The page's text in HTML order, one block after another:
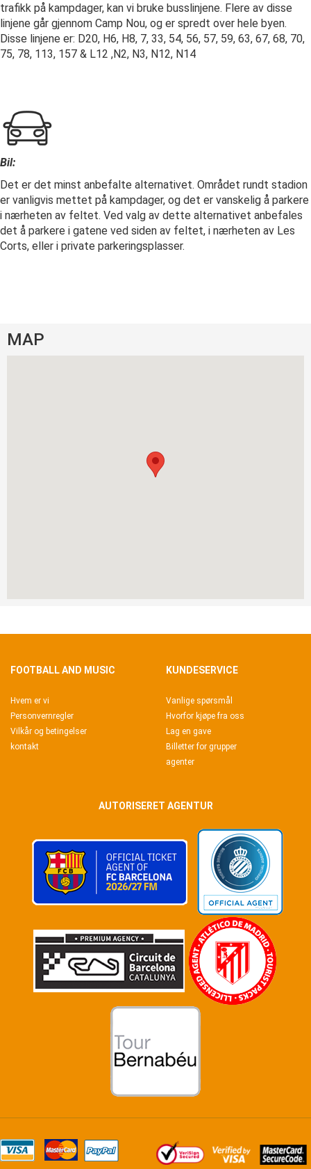
trafikk på kampdager, kan vi bruke busslinjene. Flere av disse
linjene går gjennom Camp Nou, og er spredt over hele byen.
Disse linjene er: D20, H6, H8, 7, 33, 54, 56, 57, 59, 63, 67, 68, 70,
75, 78, 113, 157 & L12 ,N2, N3, N12, N14
Bil:
Det er det minst anbefalte alternativet. Området rundt stadion
er vanligvis mettet på kampdager, og det er vanskelig å parkere
i nærheten av feltet. Ved valg av dette alternativet anbefales
det å parkere i gatene ved siden av feltet, i nærheten av Les
Corts, eller i private parkeringsplasser.
MAP
FOOTBALL AND MUSIC
Hvem er vi
Personvernregler
Vilkår og betingelser
kontakt
KUNDESERVICE
Vanlige spørsmål
Hvorfor kjøpe fra oss
Lag en gave
Billetter for grupper
agenter
AUTORISERET AGENTUR